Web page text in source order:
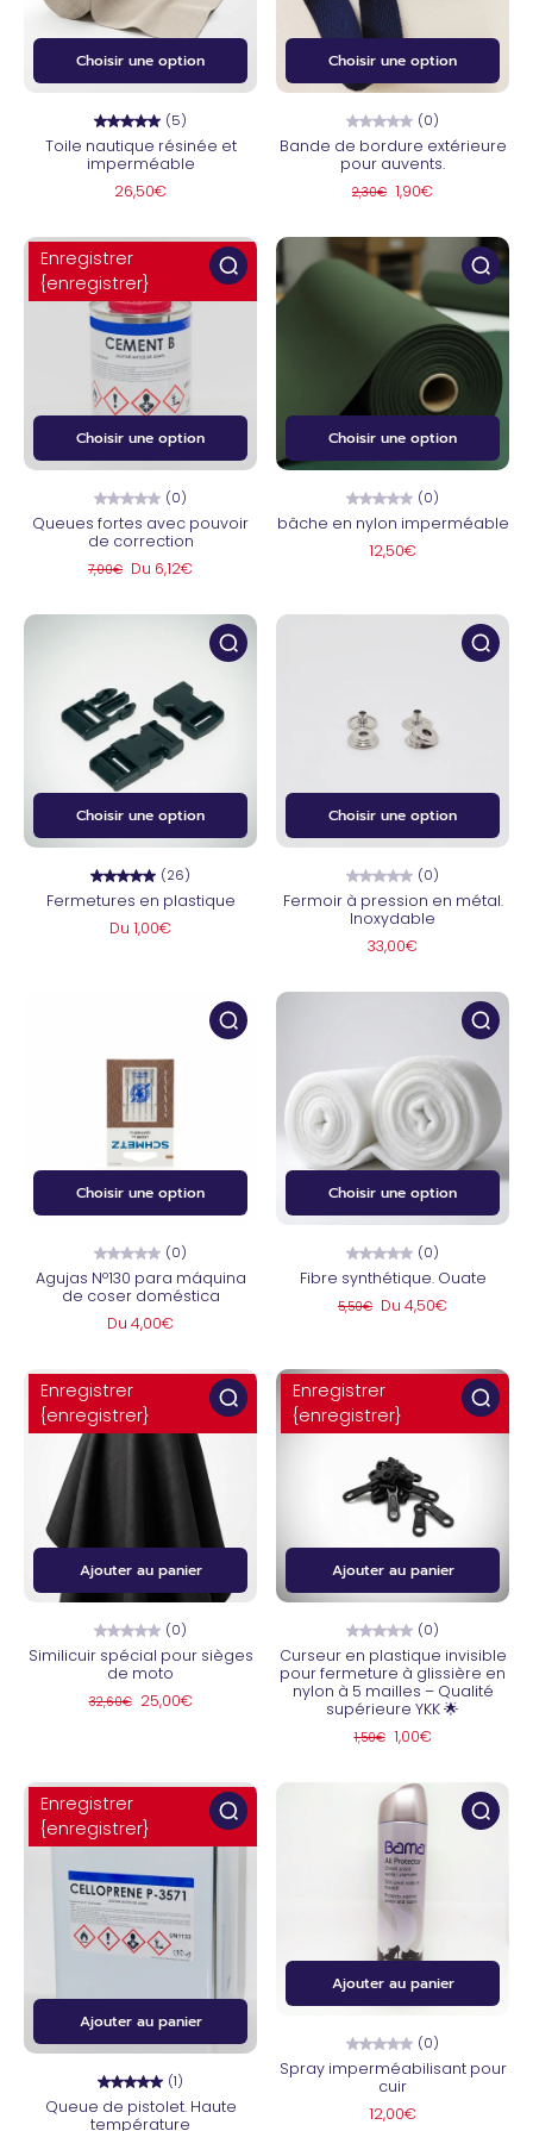
Choisir une option
(5)
Toile nautique résinée et
imperméable
26,50€
Choisir une option
(0)
Bande de bordure extérieure
pour auvents.
2,30€ 1,90€
Choisir une option
Enregistrer
{enregistrer}
(0)
Queues fortes avec pouvoir
de correction
7,00€ Du 6,12€
Choisir une option
(0)
bâche en nylon imperméable
12,50€
Choisir une option
(26)
Fermetures en plastique
Du 1,00€
Choisir une option
(0)
Fermoir à pression en métal.
Inoxydable
33,00€
Choisir une option
(0)
Agujas Nº130 para máquina
de coser doméstica
Du 4,00€
Choisir une option
(0)
Fibre synthétique. Ouate
5,50€ Du 4,50€
Ajouter au panier
Enregistrer
{enregistrer}
(0)
Similicuir spécial pour sièges
de moto
32,60€ 25,00€
Ajouter au panier
Enregistrer
{enregistrer}
(0)
Curseur en plastique invisible
pour fermeture à glissière en
nylon à 5 mailles – Qualité
supérieure YKK 🌟
1,50€ 1,00€
Ajouter au panier
Enregistrer
{enregistrer}
(1)
Queue de pistolet. Haute
température
Ajouter au panier
(0)
Spray imperméabilisant pour
cuir
12,00€